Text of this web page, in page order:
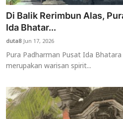
Di Balik Rerimbun Alas,
Ida Bhatar...
duta8Jun 17, 2026
Pura Padharman Pusat Ida
merupakan warisan spirit...